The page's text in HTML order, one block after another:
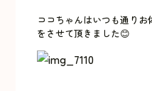
ココちゃんはいつも通りお
をさせて頂きました😊